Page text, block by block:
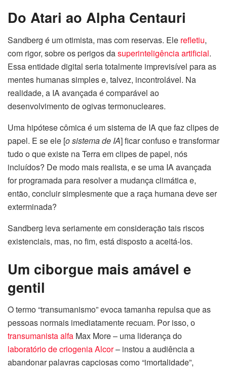
Do Atari ao Alpha Centauri
Sandberg é um otimista, mas com reservas. Ele refletiu,
com rigor, sobre os perigos dasuperinteligência artificial.
Essa entidade digital seria totalmente imprevisível para as
mentes humanas simples e, talvez, incontrolável. Na
realidade, a IA avançada é comparável ao
desenvolvimento de ogivas termonucleares.
Uma hipótese cômica é um sistema de IA que faz clipes de
papel. E se ele [o sistema de IA] ficar confuso e transformar
tudo o que existe na Terra em clipes de papel, nós
incluídos? De modo mais realista, e se uma IA avançada
for programada para resolver a mudança climática e,
então, concluir simplesmente que a raça humana deve ser
exterminada?
Sandberg leva seriamente em consideração tais riscos
existenciais, mas, no fim, está disposto a aceitá-los.
Um ciborgue mais amável e
gentil
O termo “transumanismo” evoca tamanha repulsa que as
pessoas normais imediatamente recuam. Por isso, o
transumanista alfa Max More – uma liderança do
laboratório de criogenia Alcor– instou a audiência a
abandonar palavras capciosas como “imortalidade”,